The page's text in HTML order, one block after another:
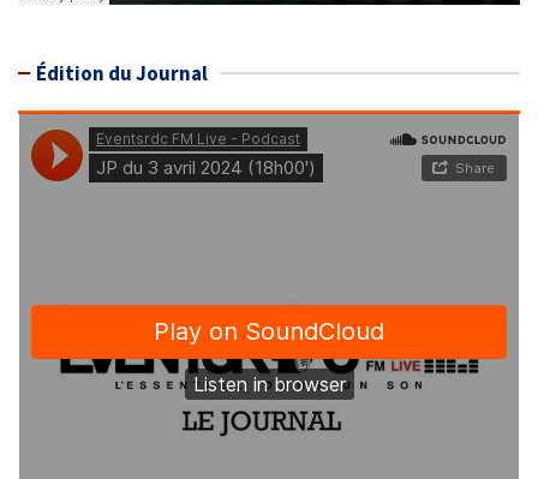
Édition du Journal